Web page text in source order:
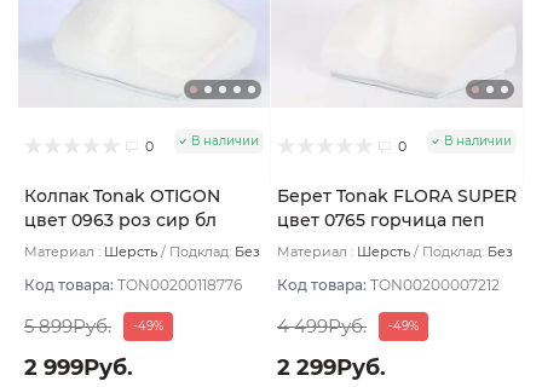
0 В наличии
Колпак Tonak OTIGON
цвет 0963 роз сир бл
Материал : Шерсть Подклад: Без
Код товара: TON00200118776
5 899Руб. -49%
2 999Руб.
0 В наличии
Берет Tonak FLORA SUPER
цвет 0765 горчица пеп
Материал : Шерсть Подклад: Без
Код товара: TON00200007212
4 499Руб. -49%
2 299Руб.